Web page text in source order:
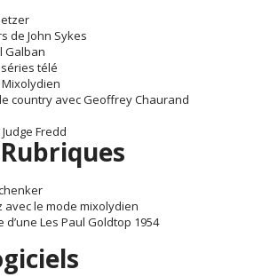
de John Sykes
Galban
télé
country avec Geoffrey Chaurand
Fredd
avec le mode mixolydien
Les Paul Goldtop 1954